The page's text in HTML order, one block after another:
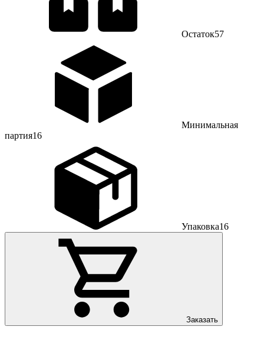
Остаток57
Минимальная
партия16
Упаковка16
Заказать